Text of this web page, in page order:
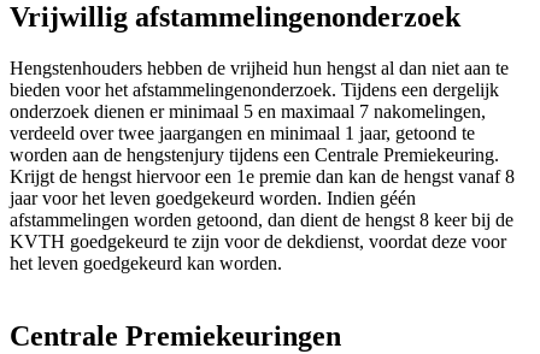
Vrijwillig afstammelingenonderzoek
Hengstenhouders hebben de vrijheid hun hengst al dan niet aan te
bieden voor het afstammelingenonderzoek. Tijdens een dergelijk
onderzoek dienen er minimaal 5 en maximaal 7 nakomelingen,
verdeeld over twee jaargangen en minimaal 1 jaar, getoond te
worden aan de hengstenjury tijdens een Centrale Premiekeuring.
Krijgt de hengst hiervoor een 1e premie dan kan de hengst vanaf 8
jaar voor het leven goedgekeurd worden. Indien géén
afstammelingen worden getoond, dan dient de hengst 8 keer bij de
KVTH goedgekeurd te zijn voor de dekdienst, voordat deze voor
het leven goedgekeurd kan worden.
Centrale Premiekeuringen